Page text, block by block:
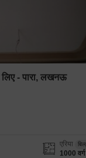
- पारा, लखनऊ
एरिया
1000